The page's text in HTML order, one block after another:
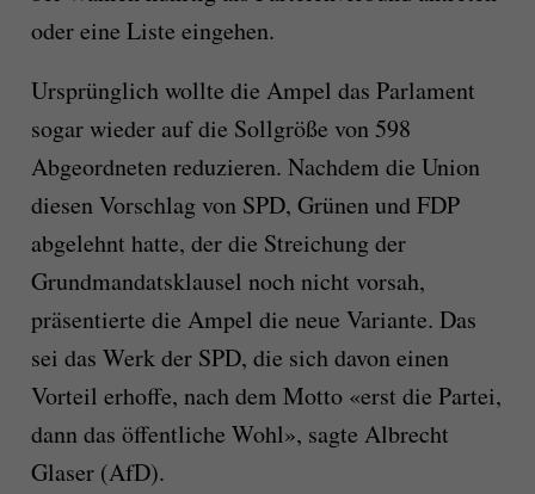
oder eine Liste eingehen.
Ursprünglich wollte die Ampel das Parlament
sogar wieder auf die Sollgröße von 598
Abgeordneten reduzieren. Nachdem die Union
diesen Vorschlag von SPD, Grünen und FDP
abgelehnt hatte, der die Streichung der
Grundmandatsklausel noch nicht vorsah,
präsentierte die Ampel die neue Variante. Das
sei das Werk der SPD, die sich davon einen
Vorteil erhoffe, nach dem Motto «erst die Partei,
dann das öffentliche Wohl», sagte Albrecht
Glaser (AfD).